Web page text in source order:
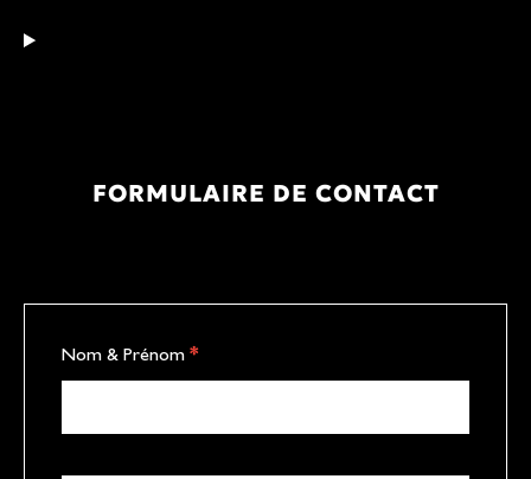
FORMULAIRE DE CONTACT
C
Nom & Prénom *